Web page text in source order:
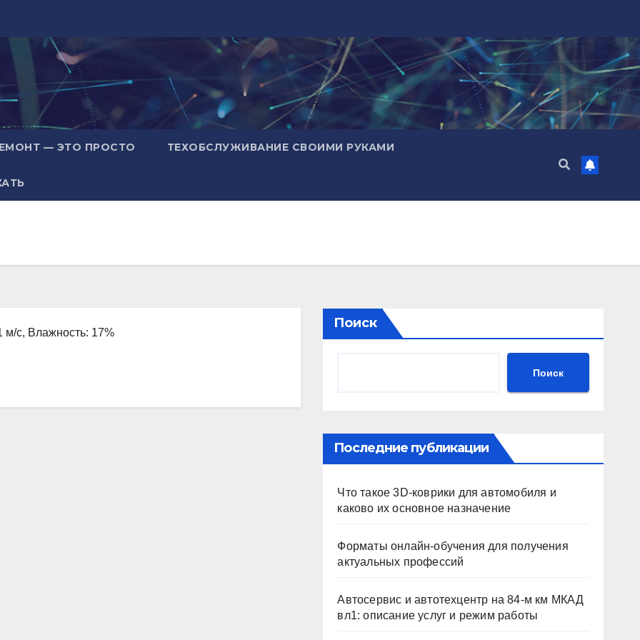
— ЭТО ПРОСТО ТЕХОБСЛУЖИВАНИЕ СВОИМИ РУКАМИ
м/с, Влажность: 17%
Поиск
Поиск
Последние публикации
Что такое 3D-коврики для автомобиля и
каково их основное назначение
Форматы онлайн-обучения для получения
актуальных профессий
Автосервис и автотехцентр на 84-м км МКАД
вл1: описание услуг и режим работы